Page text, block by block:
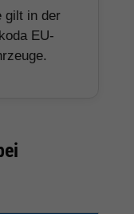
gilt in der
EU-